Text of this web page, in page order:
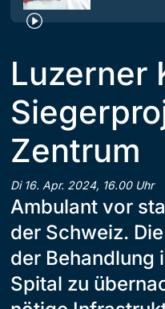
Luzerner
Zentrum
Di 16. Apr. 2024, 16.00 Uhr
Ambulant vor
der Schweiz.
der Behandlung
Spital zu